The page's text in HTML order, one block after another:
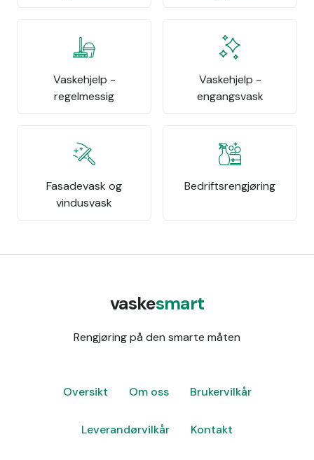
Vaskehjelp -
regelmessig
Vaskehjelp -
engangsvask
Fasadevask og
vindusvask
Bedriftsrengjøring
vaskesmart
Rengjøring på den smarte måten
Oversikt Om oss Brukervilkår
Leverandørvilkår Kontakt